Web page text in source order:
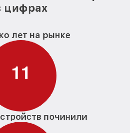
цифрах
лет на рынке
11
починили